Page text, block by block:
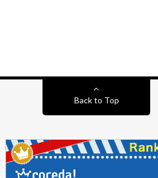
Back to Top